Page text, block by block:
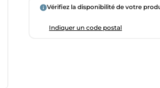
Vérifiez la disponibilité de votre
Indiquer un code postal